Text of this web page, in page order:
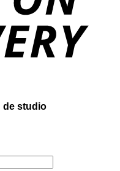
de studio